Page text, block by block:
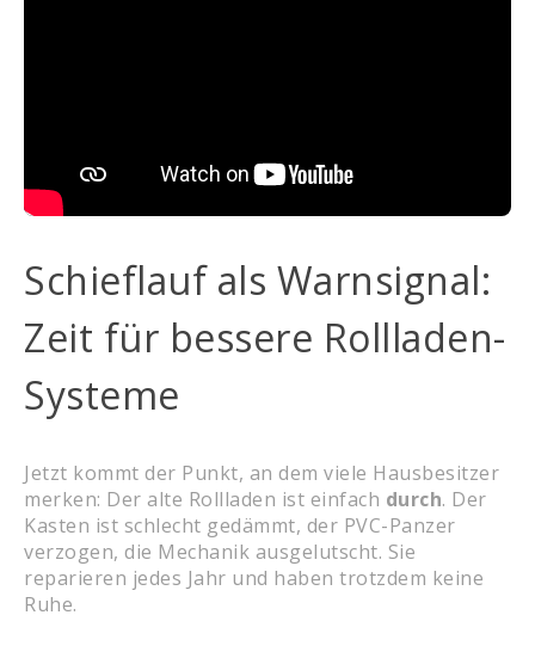
Schieflauf als Warnsignal:
Zeit für bessere Rollladen-
Systeme
Jetzt kommt der Punkt, an dem viele Hausbesitzer
merken: Der alte Rollladen ist einfach durch. Der
Kasten ist schlecht gedämmt, der PVC-Panzer
verzogen, die Mechanik ausgelutscht. Sie
reparieren jedes Jahr und haben trotzdem keine
Ruhe.